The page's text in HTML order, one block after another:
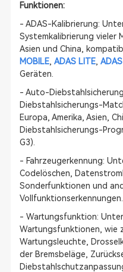
Funktionen:
- ADAS-Kalibrierung:
Systemkalibrierung vieler
Asien und China,
MOBILE, ADAS LITE, ADAS
Geräten.
- Auto-
Diebstahlsicherungs-
Europa, Amerika, Asien,
Diebstahlsicherungs-
G3).
- Fahrzeugerkennung:
Codelöschen,
Sonderfunktionen und
Vollfunktionserkennungen.
- Wartungsfunktion:
Wartungsfunktionen, wie
Wartungsleuchte,
der Bremsbeläge,